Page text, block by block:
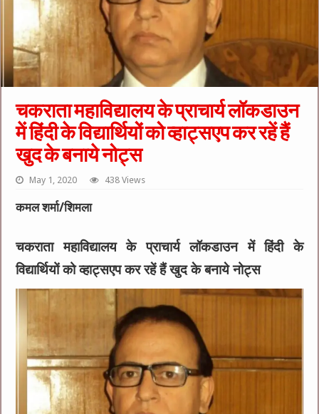
चकराता महाविद्यालय के प्राचार्य लॉकडाउन
में हिंदी के विद्यार्थियों को व्हाट्सएप कर रहें हैं
खुद के बनाये नोट्स
May 1, 2020 438 Views
कमल शर्मा/शिमला
चकराता महाविद्यालय के प्राचार्य लॉकडाउन में हिंदी के
विद्यार्थियों को व्हाट्सएप कर रहें हैं खुद के बनाये नोट्स